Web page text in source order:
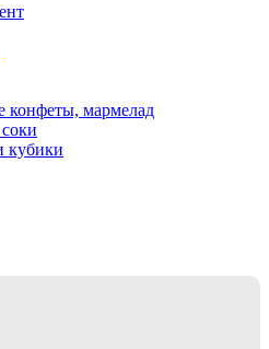
конфеты, мармелад
кубики